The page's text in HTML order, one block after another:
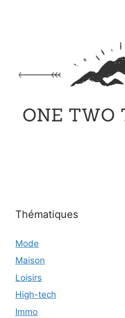
Thématiques
Mode
Maison
Loisirs
High-tech
Immo